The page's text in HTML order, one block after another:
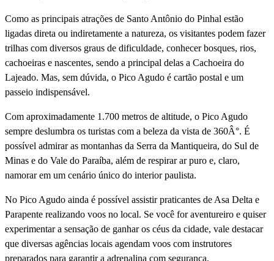
Como as principais atrações de Santo Antônio do Pinhal estão
ligadas direta ou indiretamente a natureza, os visitantes podem fazer
trilhas com diversos graus de dificuldade, conhecer bosques, rios,
cachoeiras e nascentes, sendo a principal delas a Cachoeira do
Lajeado. Mas, sem dúvida, o Pico Agudo é cartão postal e um
passeio indispensável.
Com aproximadamente 1.700 metros de altitude, o Pico Agudo
sempre deslumbra os turistas com a beleza da vista de 360Â°. É
possí­vel admirar as montanhas da Serra da Mantiqueira, do Sul de
Minas e do Vale do Paraí­ba, além de respirar ar puro e, claro,
namorar em um cenário único do interior paulista.
No Pico Agudo ainda é possí­vel assistir praticantes de Asa Delta e
Parapente realizando voos no local. Se você for aventureiro e quiser
experimentar a sensação de ganhar os céus da cidade, vale destacar
que diversas agências locais agendam voos com instrutores
preparados para garantir a adrenalina com segurança.